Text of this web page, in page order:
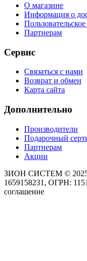
О магазине
Информация о
Партнерам
Сервис
Связаться с нами
Возврат и обмен
Карта сайта
Дополнительно
Производители
Подарочный
Партнерам
Акции
ЗИОН СИСТЕМ ©
1659158231, ОГРН:
соглашение